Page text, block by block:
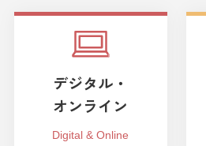
デジタル・
オンライン
Digital & Online